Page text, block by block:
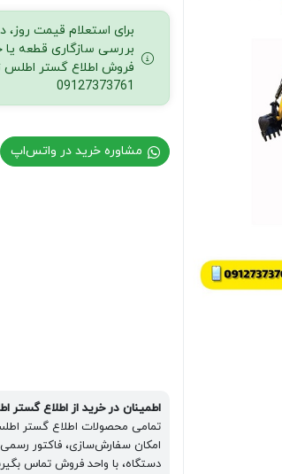
چنگک
شاخک
لیفتراک
صنعتی
جارو
بابکت
برای استعلام قیمت
بررسی سازگاری قطعه یا
09127373761
مشاوره خرید در واتس‌اپ
اطمینان در خرید از اطلاع گستر
تمامی محصولات اطلاع گستر اطلس
امکان سفارش‌سازی، فاکتور
دستگاه، با واحد فروش تماس بگیرید: 02166192021 یا